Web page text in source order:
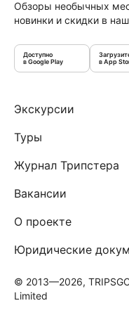
Обзоры необычных
новинки и скидки в
Доступно
в Google Play
в App
Экскурсии
Туры
Журнал Трипстера
Вакансии
О проекте
Юридические
© 2013—2026,
Limited